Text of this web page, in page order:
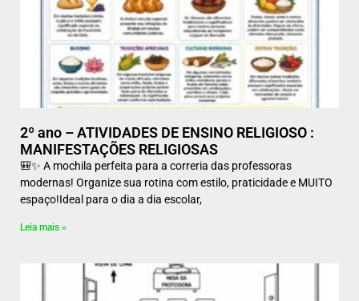
2º ano – ATIVIDADES DE ENSINO RELIGIOSO :
MANIFESTAÇÕES RELIGIOSAS
🎒✨ A mochila perfeita para a correria das professoras
modernas! Organize sua rotina com estilo, praticidade e MUITO
espaço!Ideal para o dia a dia escolar,
Leia mais »